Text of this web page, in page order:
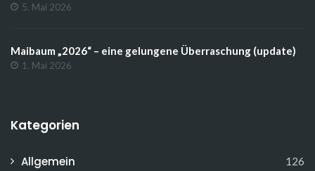
5. Mai 2026
Maibaum „2026“ – eine gelungene Überraschung (update)
1. Mai 2026
Kategorien
Allgemein 126